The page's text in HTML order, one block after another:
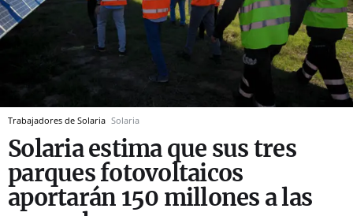
Trabajadores de Solaria Solaria
Solaria estima que sus tres
parques fotovoltaicos
aportarán 150 millones a las